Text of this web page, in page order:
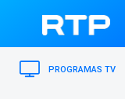
PROGRAMAS TV